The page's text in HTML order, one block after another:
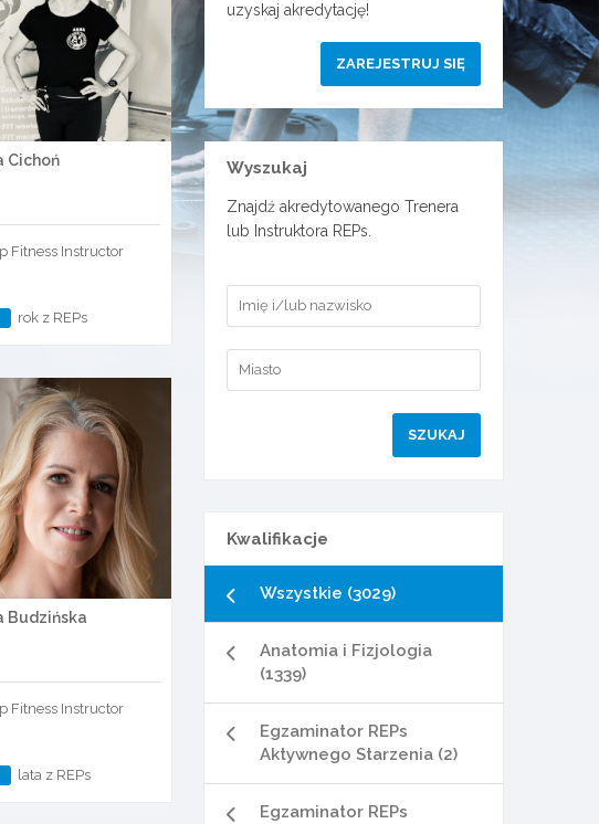
Cichoń
Fitness Instructor
rok z REPs
Budzińska
Fitness Instructor
lata z REPs
uzyskaj akredytację!
ZAREJESTRUJ SIĘ
Wyszukaj
Znajdź akredytowanego Trenera
lub Instruktora REPs.
Kwalifikacje
Wszystkie (3029)
Anatomia i Fizjologia
(1339)
Egzaminator REPs
Aktywnego Starzenia (2)
Egzaminator REPs